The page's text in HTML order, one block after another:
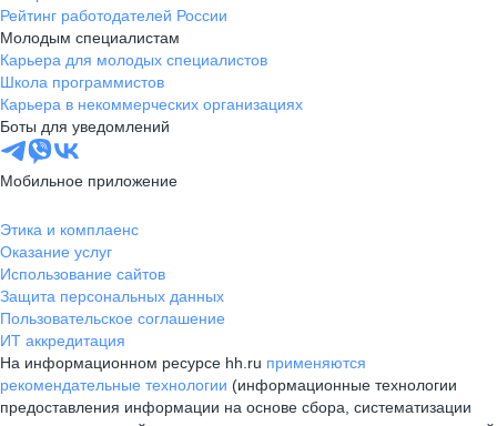
Рейтинг работодателей России
Молодым специалистам
Карьера для молодых специалистов
Школа программистов
Карьера в некоммерческих организациях
Боты для уведомлений
Мобильное приложение
Этика и комплаенс
Оказание услуг
Использование сайтов
Защита персональных данных
Пользовательское соглашение
ИТ аккредитация
На информационном ресурсе hh.ru применяются
рекомендательные технологии (информационные технологии
предоставления информации на основе сбора, систематизации